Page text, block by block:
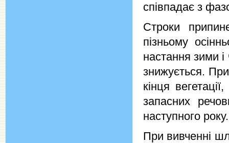
співпадає з
Строки
пізньому
настання зими
знижується.
кінця
запасних
наступного року.
При вивченні